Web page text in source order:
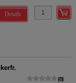
Details
0